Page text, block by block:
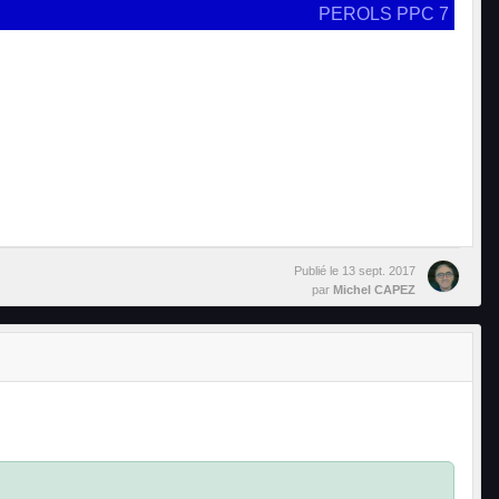
PEROLS PPC 7
Publié le 13 sept. 2017
par Michel CAPEZ